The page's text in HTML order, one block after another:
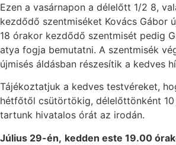
Ezen a vasárnapon a délelőtt 1/2 8,
kezdődő szentmiséket Kovács Gábor
18 órakor kezdődő szentmisét pedig
atya fogja bemutatni. A szentmisék
újmisés áldásban részesítik a kedves
Tájékoztatjuk a kedves testvéreket,
hétfőtől csütörtökig, délelőttönként
tartunk hivatalos órát az irodán.
Július 29-én, kedden este 19.00